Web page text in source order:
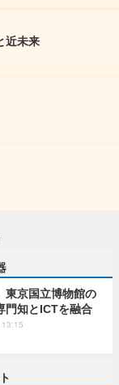
近未来
東京国立博物館の
門知とICTを融合